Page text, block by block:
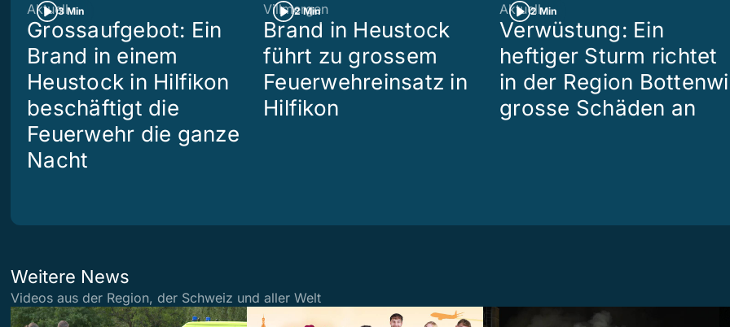
3 Min
Aktuell
Grossaufgebot: Ein
Brand in einem
Heustock in Hilfikon
beschäftigt die
Feuerwehr die ganze
Nacht
2 Min
Villmergen
Brand in Heustock
führt zu grossem
Feuerwehreinsatz in
Hilfikon
2 Min
Aktuell
Verwüstung: Ein
heftiger Sturm richtet
in der Region
grosse Schäden an
Weitere News
Videos aus der Region, der Schweiz und aller Welt